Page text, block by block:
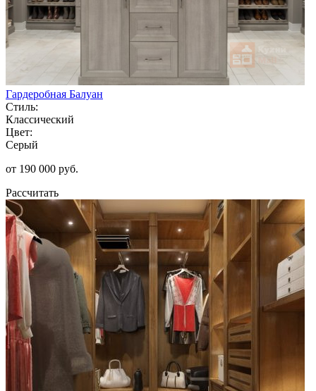
Гардеробная Балуан
Стиль:
Классический
Цвет:
Серый
от 190 000 руб.
Рассчитать